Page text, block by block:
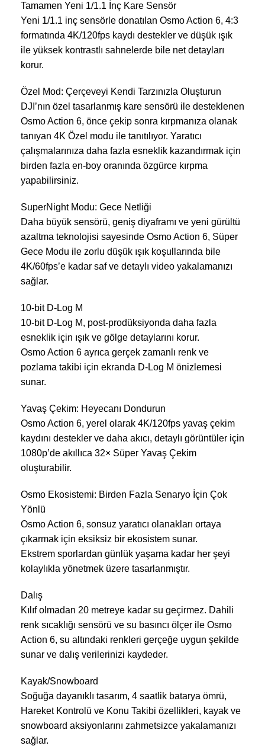
Tamamen Yeni 1/1.1 İnç Kare Sensör
Yeni 1/1.1 inç sensörle donatılan Osmo Action 6, 4:3
formatında 4K/120fps kaydı destekler ve düşük ışık
ile yüksek kontrastlı sahnelerde bile net detayları
korur.
Özel Mod: Çerçeveyi Kendi Tarzınızla Oluşturun
DJI’nın özel tasarlanmış kare sensörü ile desteklenen
Osmo Action 6, önce çekip sonra kırpmanıza olanak
tanıyan 4K Özel modu ile tanıtılıyor. Yaratıcı
çalışmalarınıza daha fazla esneklik kazandırmak için
birden fazla en-boy oranında özgürce kırpma
yapabilirsiniz.
SuperNight Modu: Gece Netliği
Daha büyük sensörü, geniş diyaframı ve yeni gürültü
azaltma teknolojisi sayesinde Osmo Action 6, Süper
Gece Modu ile zorlu düşük ışık koşullarında bile
4K/60fps’e kadar saf ve detaylı video yakalamanızı
sağlar.
10-bit D-Log M
10-bit D-Log M, post-prodüksiyonda daha fazla
esneklik için ışık ve gölge detaylarını korur.
Osmo Action 6 ayrıca gerçek zamanlı renk ve
pozlama takibi için ekranda D-Log M önizlemesi
sunar.
Yavaş Çekim: Heyecanı Dondurun
Osmo Action 6, yerel olarak 4K/120fps yavaş çekim
kaydını destekler ve daha akıcı, detaylı görüntüler için
1080p’de akıllıca 32× Süper Yavaş Çekim
oluşturabilir.
Osmo Ekosistemi: Birden Fazla Senaryo İçin Çok
Yönlü
Osmo Action 6, sonsuz yaratıcı olanakları ortaya
çıkarmak için eksiksiz bir ekosistem sunar.
Ekstrem sporlardan günlük yaşama kadar her şeyi
kolaylıkla yönetmek üzere tasarlanmıştır.
Dalış
Kılıf olmadan 20 metreye kadar su geçirmez. Dahili
renk sıcaklığı sensörü ve su basıncı ölçer ile Osmo
Action 6, su altındaki renkleri gerçeğe uygun şekilde
sunar ve dalış verilerinizi kaydeder.
Kayak/Snowboard
Soğuğa dayanıklı tasarım, 4 saatlik batarya ömrü,
Hareket Kontrolü ve Konu Takibi özellikleri, kayak ve
snowboard aksiyonlarını zahmetsizce yakalamanızı
sağlar.